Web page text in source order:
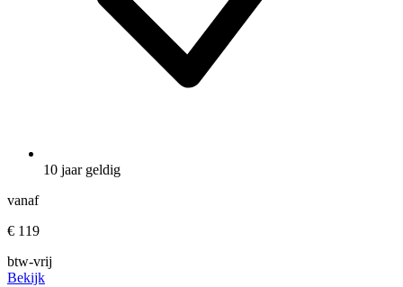
10 jaar geldig
vanaf
€ 119
btw-vrij
Bekijk